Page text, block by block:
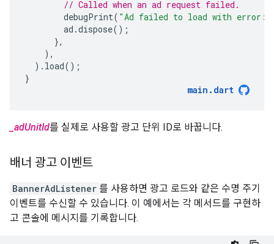
// Called when an ad request failed.
debugPrint( "Ad failed to load with error:
ad .dispose();
},
),
). load();
}
main . dart
_adUnitId를 실제로 사용할 광고 단위 ID로 바꿉니다.
배너 광고 이벤트
BannerAdListener 를 사용하면 광고 로드와 같은 수명 주기
이벤트를 수신할 수 있습니다. 이 예에서는 각 메서드를 구현하
고 콘솔에 메시지를 기록합니다.